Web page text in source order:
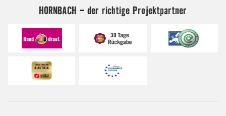
HORNBACH - der richtige Projektpartner